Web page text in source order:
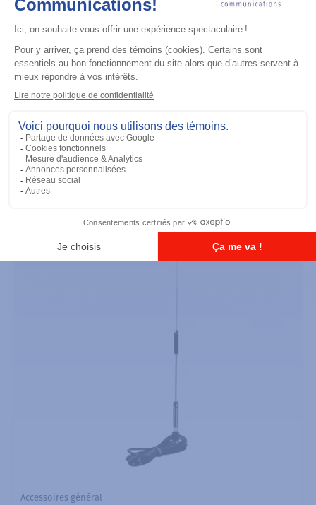
UHF 3.5dB Gain Through-hole Mount
Antenna, 470-494 MHz
Ajouter à la liste
Accessoires général